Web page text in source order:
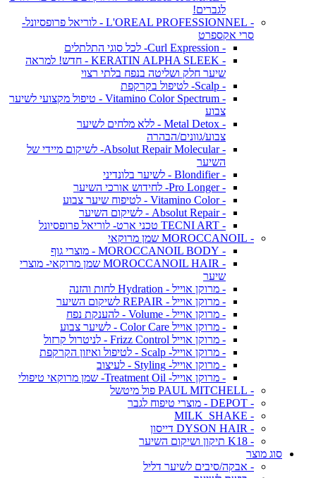
לגברים!
- L'OREAL PROFESSIONNEL - לוריאל פרופסיונל-
סרי אקספרט
- Curl Expression- לכל סוגי התלתלים
- KERATIN ALPHA SLEEK - חדש! למראה
שיער חלק ושליטה בנפח בלתי רצוי
- Scalp- לטיפול בקרקפת
- Vitamino Color Spectrum - טיפול מקצועי לשיער
צבוע
- Metal Detox - ללא מלחים לשיער
צבוע/גוונים/הבהרה
- Absolut Repair Molecular- לשיקום מיידי של
השיער
- Blondifier - לשיער בלונדיני
- Pro Longer- לחידוש אורכי השיער
- Vitamino Color - לטיפוח שיער צבוע
- Absolut Repair - לשיקום השיער
- TECNI ART טכני ארט- לוריאל פרופסיונל
- MOROCCANOIL שמן מרוקאי
- MOROCCANOIL BODY - מוצרי גוף
- MOROCCANOIL HAIR שמן מרוקאי- מוצרי
שיער
- מרוקן אוייל - Hydration לחות והזנה
- מרוקן אוייל - REPAIR לשיקום השיער
- מרוקן אוייל - Volume - להענקת נפח
- מרוקן אוייל Color Care - לשיער צבוע
- מרוקן אוייל Frizz Control - לניטרול קרזול
- מרוקן אוייל- Scalp - לטיפול ואיזון הקרקפת
- מרוקן אוייל- Styling - לעיצוב
- מרוקן אוייל- Treatment Oil- שמן מרוקאי טיפולי
- PAUL MITCHELL פול מיטשל
- DEPOT - מוצרי טיפוח לגבר
- MILK_SHAKE
- DYSON HAIR דייסון
- K18 תיקון ושיקום השיער
סוג מוצר
- אבקה/סיבים לשיער דליל